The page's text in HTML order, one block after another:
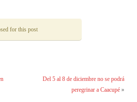
for this post
Del 5 al 8 de diciembre no se podrá
peregrinar a Caacupé»